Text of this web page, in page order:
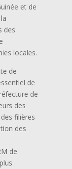
et de
des
locales.
de
de
de
des
filières
des
de